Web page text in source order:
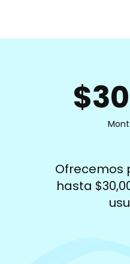
Ofrecemos
hasta